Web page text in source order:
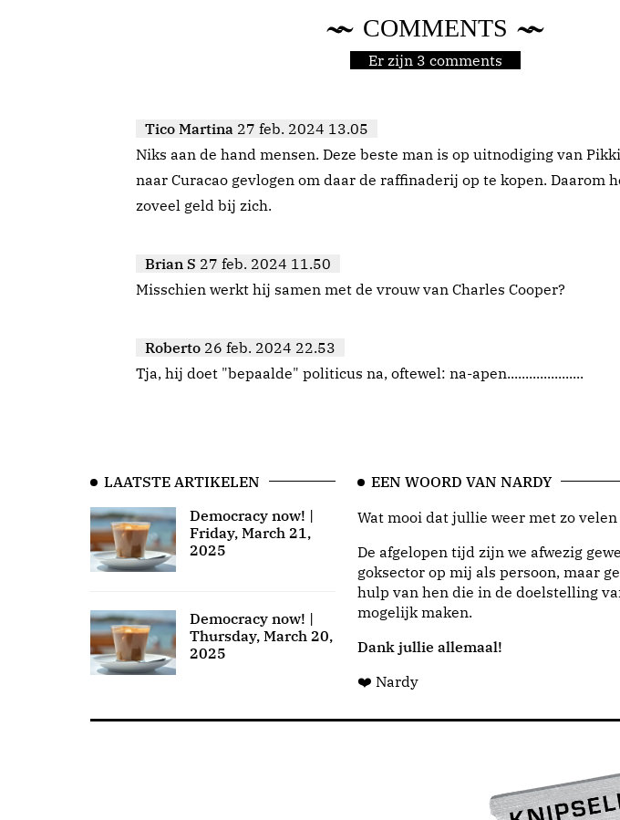
COMMENTS
Er zijn 3 comments
Tico Martina 27 feb. 2024 13.05
Niks aan de hand mensen. Deze beste man is op uitnodiging van
naar Curacao gevlogen om daar de raffinaderij op te kopen. Daarom
zoveel geld bij zich.
Brian S 27 feb. 2024 11.50
Misschien werkt hij samen met de vrouw van Charles Cooper?
Roberto 26 feb. 2024 22.53
Tja, hij doet "bepaalde" politicus na, oftewel: na-apen.....................
LAATSTE ARTIKELEN
Democracy now! |
Friday, March 21,
2025
Democracy now! |
Thursday, March 20,
2025
EEN WOORD VAN NARDY
Wat mooi dat jullie weer met zo
De afgelopen tijd zijn we afwezig
goksector op mij als persoon, maar
hulp van hen die in de doelstelling
mogelijk maken.
Dank jullie allemaal!
❤️ Nardy